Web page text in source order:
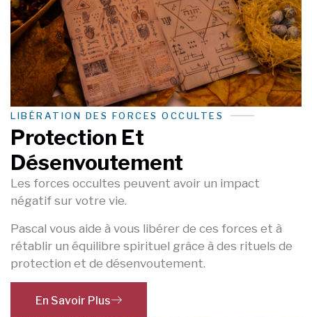
LIBÉRATION DES FORCES OCCULTES
Protection Et
Désenvoutement
Les forces occultes peuvent avoir un impact
négatif sur votre vie.
Pascal vous aide à vous libérer de ces forces et à
rétablir un équilibre spirituel grâce à des rituels de
protection et de désenvoutement.
En Savoir Plus